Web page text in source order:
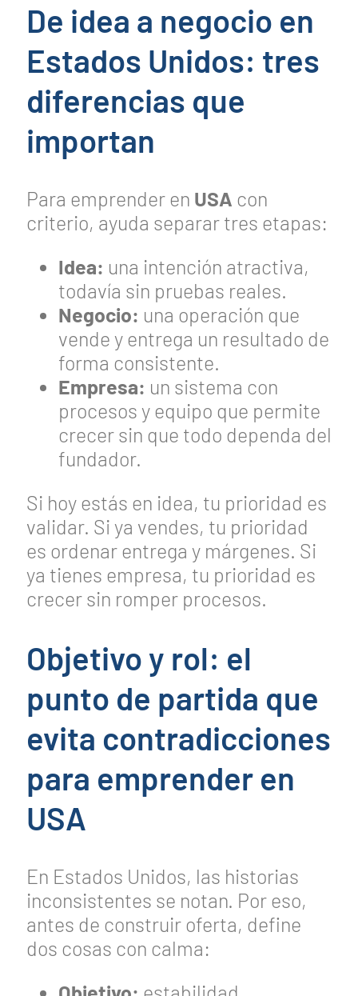
De idea a negocio en
Estados Unidos: tres
diferencias que
importan
Para emprender en USA con
criterio, ayuda separar tres etapas:
Idea: una intención atractiva,
todavía sin pruebas reales.
Negocio: una operación que
vende y entrega un resultado de
forma consistente.
Empresa: un sistema con
procesos y equipo que permite
crecer sin que todo dependa del
fundador.
Si hoy estás en idea, tu prioridad es
validar. Si ya vendes, tu prioridad
es ordenar entrega y márgenes. Si
ya tienes empresa, tu prioridad es
crecer sin romper procesos.
Objetivo y rol: el
punto de partida que
evita contradicciones
para emprender en
USA
En Estados Unidos, las historias
inconsistentes se notan. Por eso,
antes de construir oferta, define
dos cosas con calma: